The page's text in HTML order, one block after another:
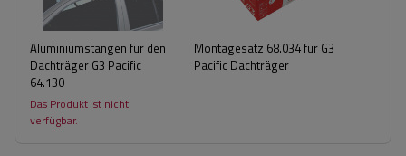
Aluminiumstangen für den
Dachträger G3 Pacific
64.130
Das Produkt ist nicht
verfügbar.
Montagesatz 68.034 für G3
Pacific Dachträger